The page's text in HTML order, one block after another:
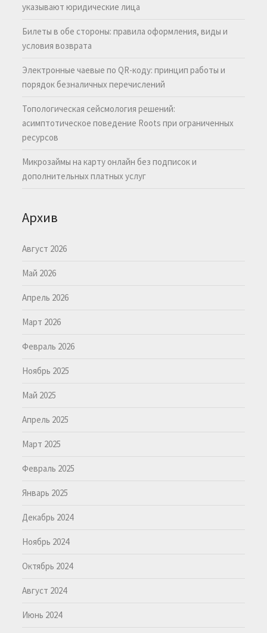
указывают юридические лица
Билеты в обе стороны: правила оформления, виды и
условия возврата
Электронные чаевые по QR-коду: принцип работы и
порядок безналичных перечислений
Топологическая сейсмология решений:
асимптотическое поведение Roots при ограниченных
ресурсов
Микрозаймы на карту онлайн без подписок и
дополнительных платных услуг
Архив
Август 2026
Май 2026
Апрель 2026
Март 2026
Февраль 2026
Ноябрь 2025
Май 2025
Апрель 2025
Март 2025
Февраль 2025
Январь 2025
Декабрь 2024
Ноябрь 2024
Октябрь 2024
Август 2024
Июнь 2024